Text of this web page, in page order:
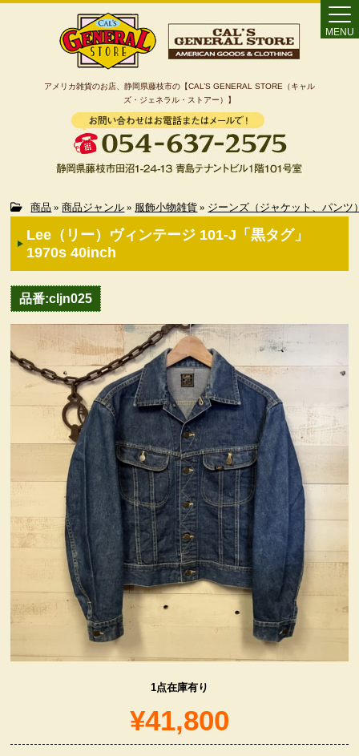
アメリカ雑貨のお店、静岡県藤枝市の【CAL’S GENERAL STORE（キャル
ズ・ジェネラル・ストアー）】
MENU
Home
カテゴリー検索
ヴィンテージ・グッズ
LIFE誌 企業広告切り抜き
ファイヤーキング他
コカコーラ・グッズ
カンパニー・グッズ
キャラクター・グッズ
喫煙具
服飾小物雑貨
商品 » 商品ジャンル » 服飾小物雑貨 » ジーンズ（ジャケット、パンツ
Lee（リー）ヴィンテージ 101-J「黒タグ」
1970s 40inch
品番:cljn025
1点在庫有り
¥41,800